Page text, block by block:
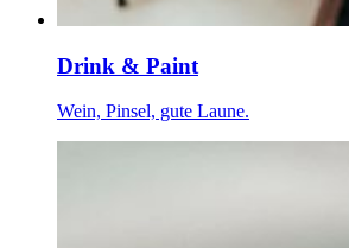
Drink & Paint
Wein, Pinsel, gute Laune.